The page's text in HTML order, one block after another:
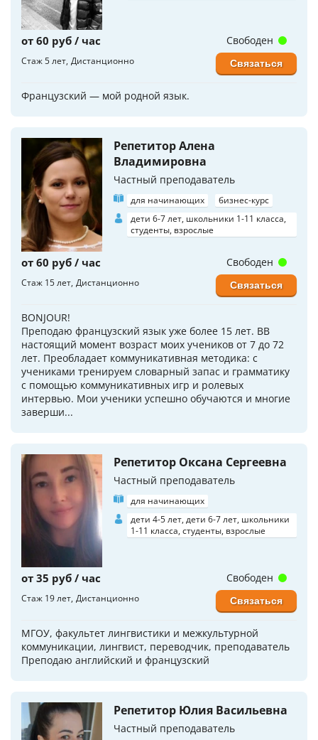
от 60 руб / час
Стаж 5 лет Дистанционно
Французский — мой родной язык.
Свободен
Связаться
Репетитор Алена
Владимировна
Частный преподаватель
для начинающих
бизнес-курс
дети 6-7 лет, школьники 1-11 класса,
студенты, взрослые
от 60 руб / час
Стаж 15 лет Дистанционно
BONJOUR!
Преподаю французский язык уже более 15 лет. ВВ
настоящий момент возраст моих учеников от 7 до 72
лет. Преобладает коммуникативная методика: с
учениками тренируем словарный запас и грамматику
с помощью коммуникативных игр и ролевых
интервью. Мои ученики успешно обучаются и многие
заверши...
Свободен
Связаться
Репетитор Оксана Сергеевна
Частный преподаватель
для начинающих
дети 4-5 лет, дети 6-7 лет, школьники
1-11 класса, студенты, взрослые
от 35 руб / час
Стаж 19 лет Дистанционно
МГОУ, факультет лингвистики и межкультурной
коммуникации, лингвист, переводчик, преподаватель
Преподаю английский и французский
Свободен
Связаться
Репетитор Юлия Васильевна
Частный преподаватель